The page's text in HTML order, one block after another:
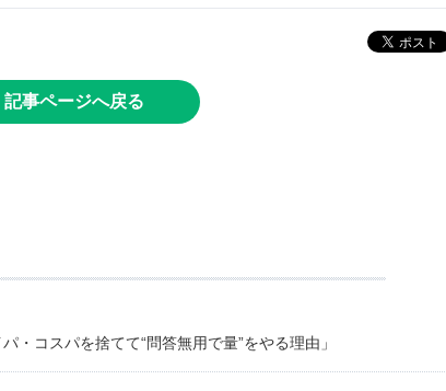
記事ページへ戻る
コスパを捨てて“問答無用で量”をやる理由」